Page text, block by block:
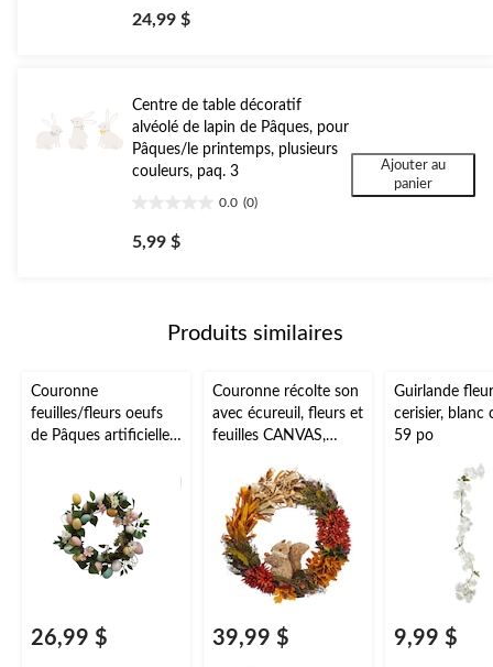
étoile(s)
sur
24,99 $
Centre de table décoratif
alvéolé de lapin de Pâques, pour
Pâques/le printemps, plusieurs
couleurs, paq. 3
0.0 (0)
étoile(s)
sur
5,99 $
Ajouter au
panier
Produits similaires
Couronne
feuilles/fleurs oeufs
de Pâques artificielle,
26,99 $
Couronne récolte son
avec écureuil, fleurs et
feuilles CANVAS,
décoration intérieure
pour l'automne
39,99 $
Guirlande
cerisier, blanc
59 po
9,99 $